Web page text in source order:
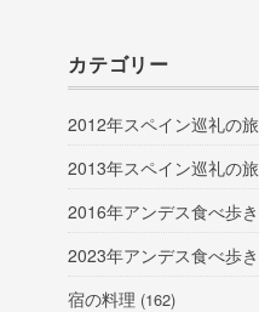
カテゴリー
2012年スペイン巡礼の旅
2013年スペイン巡礼の旅
2016年アンデス食べ歩き
2023年アンデス食べ歩き
宿の料理 (162)